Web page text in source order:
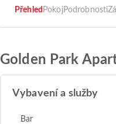
Přehled PokojPodrobnosti
Golden Park
Vybavení a služby
Bar